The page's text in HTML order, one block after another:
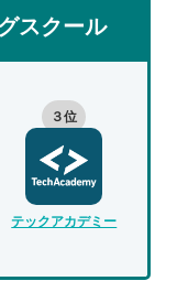
スクール
３位
テックアカデミー